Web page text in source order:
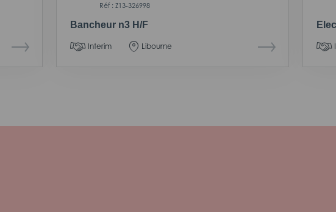
Réf : Z13-326998
Bancheur n3 H/F
Interim Libourne